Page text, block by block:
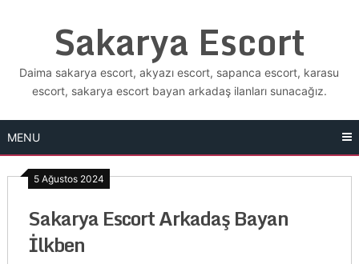
Sakarya Escort
Daima sakarya escort, akyazı escort, sapanca escort, karasu
escort, sakarya escort bayan arkadaş ilanları sunacağız.
MENU
5 Ağustos 2024
Sakarya Escort Arkadaş Bayan
İlkben